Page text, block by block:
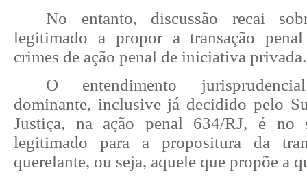
No entanto, discussão recai
legitimado a propor a transação
crimes de ação penal de iniciativa privada.
O entendimento
dominante, inclusive já decidido pelo
Justiça, na ação penal 634/RJ, é no
legitimado para a propositura da
querelante, ou seja, aquele que propõe a